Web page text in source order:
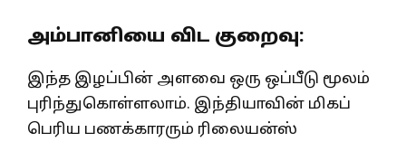
அம்பானியை விட குறைவு:
இந்த இழப்பின் அளவை ஒரு ஒப்பீடு மூலம்
புரிந்துகொள்ளலாம். இந்தியாவின் மிகப்
பெரிய பணக்காரரும் ரிலையன்ஸ்